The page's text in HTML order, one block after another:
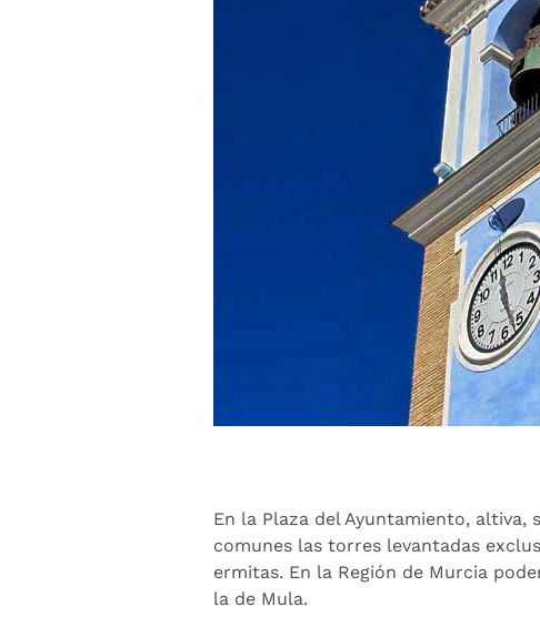
En la Plaza del Ayuntamiento, altiva,
comunes las torres levantadas
ermitas. En la Región de Murcia
la de Mula.